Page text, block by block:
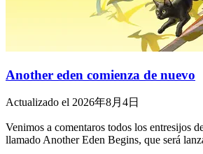
Another eden comienza de nuevo
Actualizado el 2026年8月4日
Venimos a comentaros todos los entresijos
llamado Another Eden Begins, que será